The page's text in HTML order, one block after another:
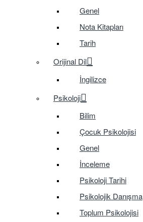
Genel
Nota Kitapları
Tarih
Orijinal Dil
İngilizce
Psikoloji
Bilim
Çocuk Psikolojisi
Genel
İnceleme
Psikoloji Tarihi
Psikolojik Danışma
Toplum Psikolojisi